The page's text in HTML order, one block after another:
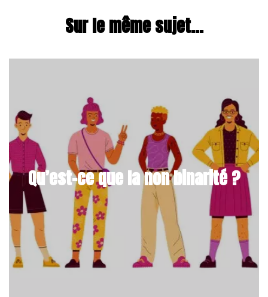
Sur le même sujet...
Qu’est-ce que la non binarité ?